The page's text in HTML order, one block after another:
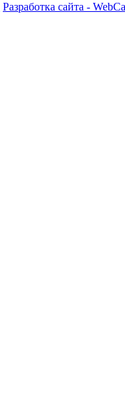
Разработка сайта -